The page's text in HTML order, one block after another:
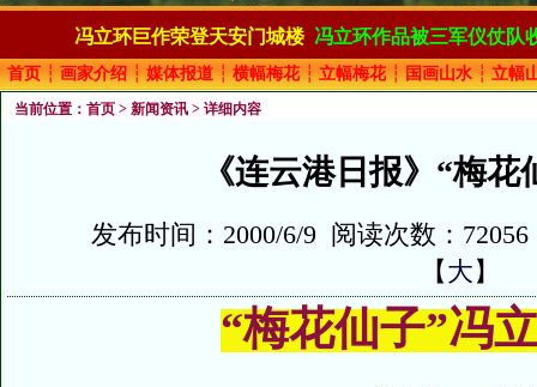
冯立环巨作荣登天安门城楼 冯立环作品被三军仪仗队
首页 ┆ 画家介绍 ┆ 媒体报道 ┆ 横幅梅花 ┆ 立幅梅花 ┆ 国画山水 ┆ 立幅
当前位置： 首页 > 新闻资讯 > 详细内容
《连云港日报》“梅花
发布时间：2000/6/9 阅读次数：
【大】
“梅花仙子”冯